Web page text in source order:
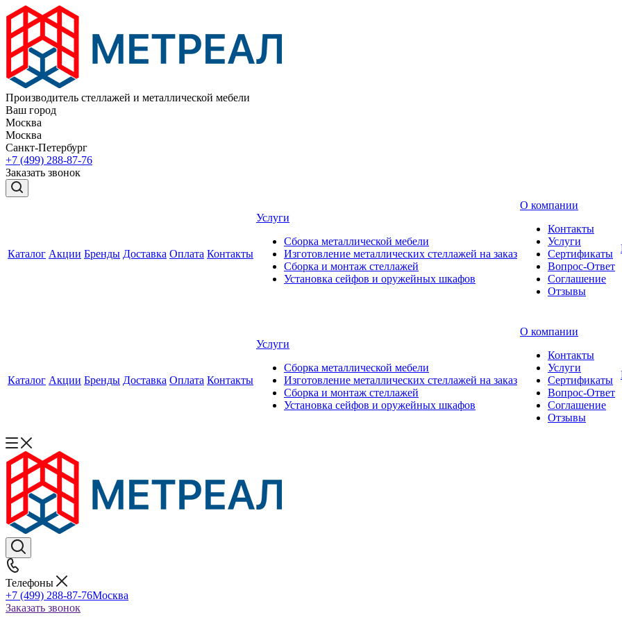
Производитель стеллажей и металлической мебели
Ваш город
Москва
Москва
Санкт-Петербург
+7 (499) 288-87-76
Заказать звонок
Каталог Акции Бренды Доставка Оплата Контакты
Услуги
Сборка металлической мебели
Изготовление металлических стеллажей на заказ
Сборка и монтаж стеллажей
Установка сейфов и оружейных шкафов
О компании
Контакты
Услуги
Сертификаты
Вопрос-Ответ
Соглашение
Отзывы
Каталог Акции Бренды Доставка Оплата Контакты
Услуги
Сборка металлической мебели
Изготовление металлических стеллажей на заказ
Сборка и монтаж стеллажей
Установка сейфов и оружейных шкафов
О компании
Контакты
Услуги
Сертификаты
Вопрос-Ответ
Соглашение
Отзывы
Телефоны
+7 (499) 288-87-76Москва
Заказать звонок